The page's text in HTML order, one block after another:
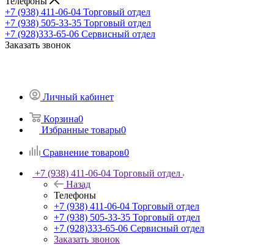
+7 (938) 411-06-04 Торговый отдел
+7 (938) 505-33-35 Торговый отдел
+7 (928)333-65-06 Сервисный отдел
Заказать звонок
Личный кабинет
Корзина0
Избранные товары0
Сравнение товаров0
+7 (938) 411-06-04 Торговый отдел
Назад
Телефоны
+7 (938) 411-06-04 Торговый отдел
+7 (938) 505-33-35 Торговый отдел
+7 (928)333-65-06 Сервисный отдел
Заказать звонок